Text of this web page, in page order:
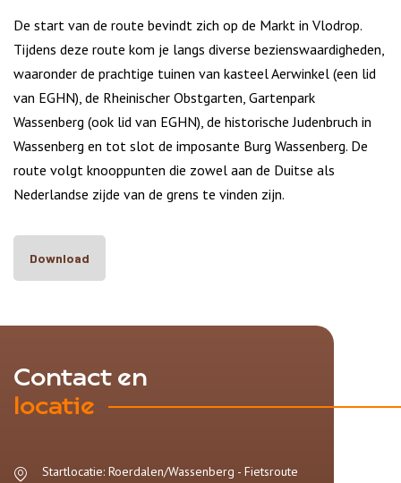
De start van de route bevindt zich op de Markt in Vlodrop.
Tijdens deze route kom je langs diverse bezienswaardigheden,
waaronder de prachtige tuinen van kasteel Aerwinkel (een lid
van EGHN), de Rheinischer Obstgarten, Gartenpark
Wassenberg (ook lid van EGHN), de historische Judenbruch in
Wassenberg en tot slot de imposante Burg Wassenberg. De
route volgt knooppunten die zowel aan de Duitse als
Nederlandse zijde van de grens te vinden zijn.
Download
Contact en
locatie
Startlocatie: Roerdalen/Wassenberg - Fietsroute